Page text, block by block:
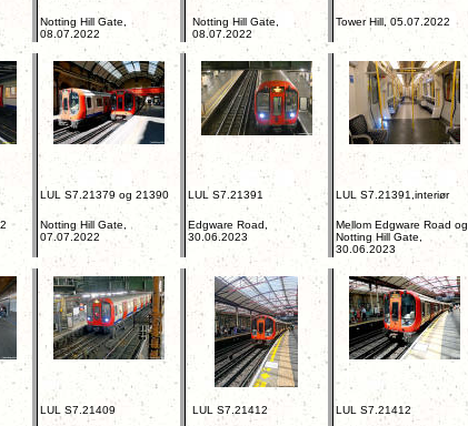
Notting Hill Gate,
08.07.2022
Notting Hill Gate,
08.07.2022
Tower Hill, 05.07.2022
LUL S7.21379 og 21390
Notting Hill Gate,
07.07.2022
LUL S7.21391
Edgware Road,
30.06.2023
LUL S7.21391,interiør
Mellom Edgware Road og
Notting Hill Gate,
30.06.2023
LUL S7.21409 LUL S7.21412 LUL S7.21412